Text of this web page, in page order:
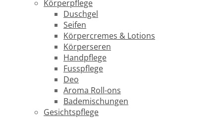
Körperpflege
Duschgel
Seifen
Körpercremes & Lotions
Körperseren
Handpflege
Fusspflege
Deo
Aroma Roll-ons
Bademischungen
Gesichtspflege